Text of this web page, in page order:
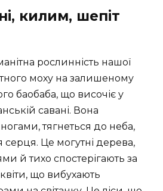
килим, шепіт
рослинність нашої
моху на залишеному
баобаба, що височіє у
савані. Вона
тягнеться до неба,
серця. Це могутні дерева,
й тихо спостерігають за
що вибухають